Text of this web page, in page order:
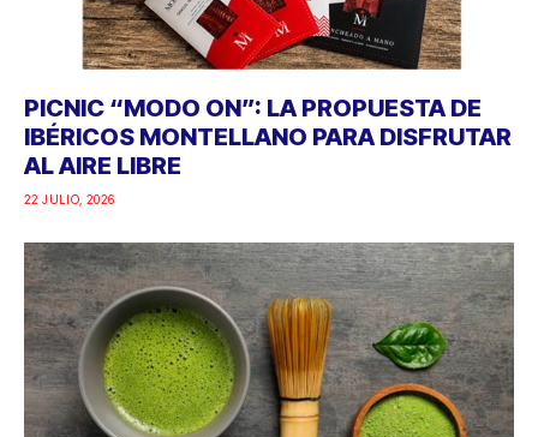
PICNIC “MODO ON”: LA PROPUESTA DE
IBÉRICOS MONTELLANO PARA DISFRUTAR
AL AIRE LIBRE
22 JULIO, 2026